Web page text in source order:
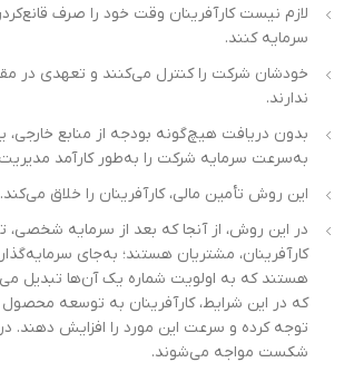
لازم نیست کارآفرینان وقت خود را صرف
سرمایه کنند.
خودشان شرکت را کنترل می‌کنند و تعهدی در
ندارند.
بدون دریافت هیچ‌گونه بودجه از منابع خارجی،
به‌سرعت سرمایه شرکت را به‌طور کارآمد
این روش تأمین مالی، کارآفرینان را خلاق می‌کند.
در این روش، از آنجا که بعد از سرمایه شخصی،
کارآفرینان، مشتریان هستند؛ به‌جای
هستند که به اولویت شماره یک آن‌ها تبدیل
که در این شرایط، کارآفرینان به توسعه محصول
توجه کرده و سرعت این مورد را افزایش دهند.
شکست مواجه می‌شوند.